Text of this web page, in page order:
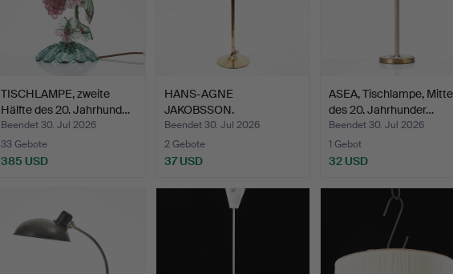
TISCHLAMPE, zweite
Hälfte des 20. Jahrhund…
Beendet 30. Jul 2026
33 Gebote
385 USD
HANS-AGNE
JAKOBSSON.
Stehleuchte, Markaryd…
Beendet 30. Jul 2026
2 Gebote
37 USD
ASEA, Tischlampe, Mitte
des 20. Jahrhunder…
Beendet 30. Jul 2026
1 Gebot
32 USD